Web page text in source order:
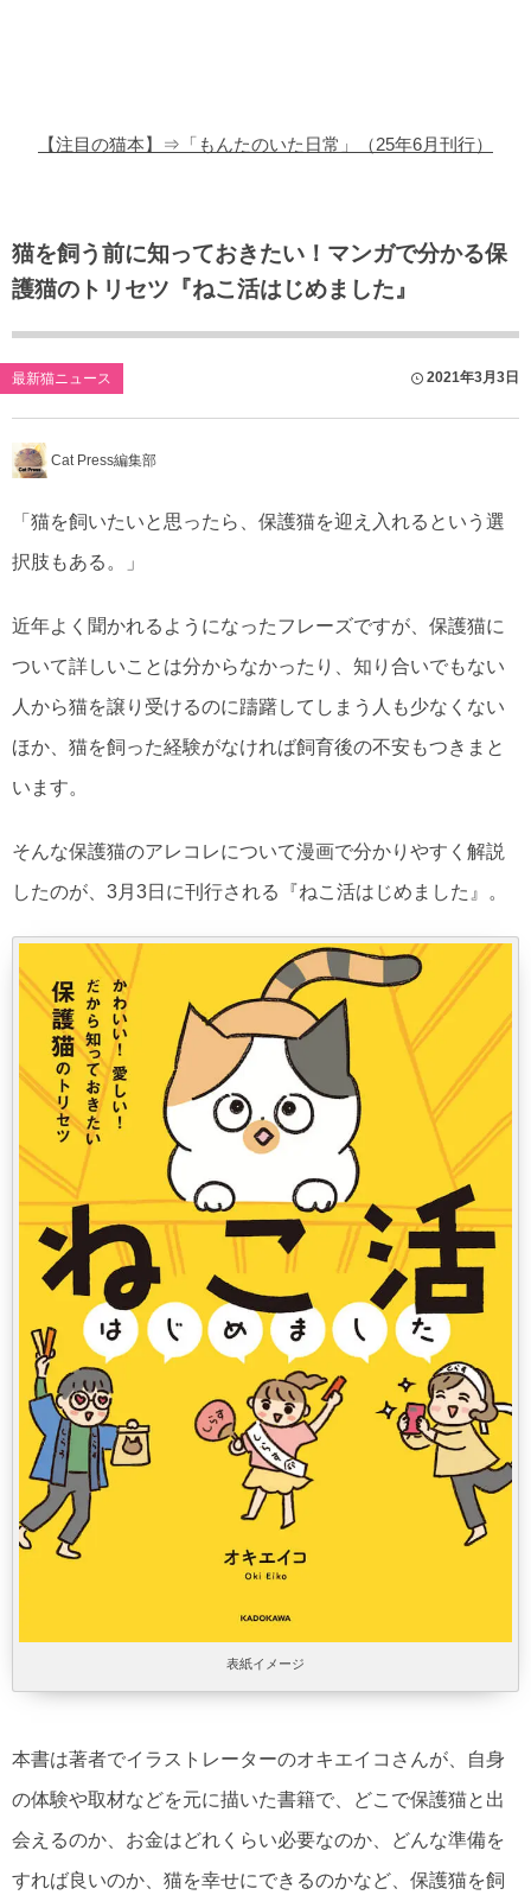
【注目の猫本】⇒「もんたのいた日常」（25年6月刊行）
猫を飼う前に知っておきたい！マンガで分かる保
護猫のトリセツ『ねこ活はじめました』
最新猫ニュース 2021年3月3日
Cat Press編集部
「猫を飼いたいと思ったら、保護猫を迎え入れるという選
択肢もある。」
近年よく聞かれるようになったフレーズですが、保護猫に
ついて詳しいことは分からなかったり、知り合いでもない
人から猫を譲り受けるのに躊躇してしまう人も少なくない
ほか、猫を飼った経験がなければ飼育後の不安もつきまと
います。
そんな保護猫のアレコレについて漫画で分かりやすく解説
したのが、3月3日に刊行される『ねこ活はじめました』。
表紙イメージ
本書は著者でイラストレーターのオキエイコさんが、自身
の体験や取材などを元に描いた書籍で、どこで保護猫と出
会えるのか、お金はどれくらい必要なのか、どんな準備を
すれば良いのか、猫を幸せにできるのかなど、保護猫を飼
猫のゲーム・アプリ
猫のフリー写真素材